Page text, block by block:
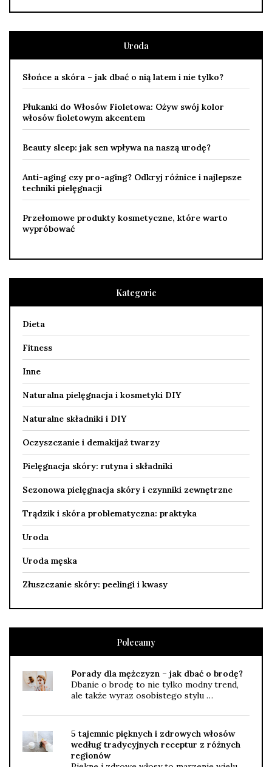
Uroda
Słońce a skóra – jak dbać o nią latem i nie tylko?
Płukanki do Włosów Fioletowa: Ożyw swój kolor
włosów fioletowym akcentem
Beauty sleep: jak sen wpływa na naszą urodę?
Anti-aging czy pro-aging? Odkryj różnice i najlepsze
techniki pielęgnacji
Przełomowe produkty kosmetyczne, które warto
wypróbować
Kategorie
Dieta
Fitness
Inne
Naturalna pielęgnacja i kosmetyki DIY
Naturalne składniki i DIY
Oczyszczanie i demakijaż twarzy
Pielęgnacja skóry: rutyna i składniki
Sezonowa pielęgnacja skóry i czynniki zewnętrzne
Trądzik i skóra problematyczna: praktyka
Uroda
Uroda męska
Złuszczanie skóry: peelingi i kwasy
Polecamy
Porady dla mężczyzn – jak dbać o brodę?
Dbanie o brodę to nie tylko modny trend,
ale także wyraz osobistego stylu …
5 tajemnic pięknych i zdrowych włosów
według tradycyjnych receptur z różnych
regionów